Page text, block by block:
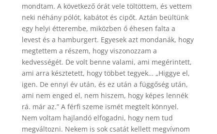
mondtam. A következő órát vele töltöttem, és vettem
neki néhány pólót, kabátot és cipőt. Aztán beültünk
egy helyi étterembe, miközben ő éhesen falta a
levest és a hamburgert. Egyesek azt mondanák, hogy
megtettem a részem, hogy viszonozzam a
kedvességét. De volt benne valami, ami megérintett,
ami arra késztetett, hogy többet tegyek… „Higgye el,
igen. De ennyi év után, és ez után a függőség után,
ami nem enged el, nem hiszem, hogy képes lennék
rá. már az.” A férfi szeme ismét megtelt könnyel.
Nem voltam hajlandó elfogadni, hogy nem tud
megváltozni. Nekem is sok csatát kellett megvívnom